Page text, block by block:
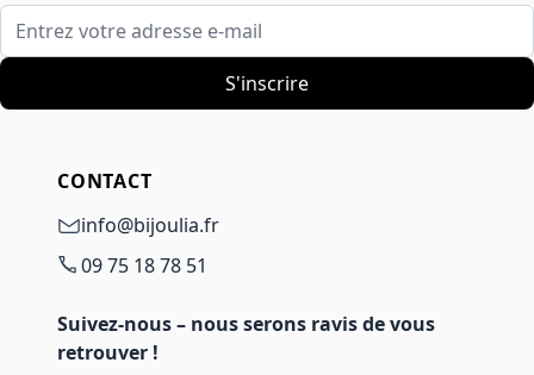
Entrez votre adresse e-mail
S'inscrire
CONTACT
info@bijoulia.fr
09 75 18 78 51
Suivez-nous – nous serons ravis de vous
retrouver !